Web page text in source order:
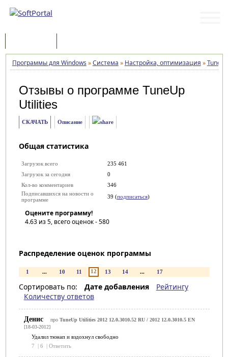
Программы для Windows »Система » Настройка, оптимизация »
Отзывы о программе TuneUp
Utilities
СКАЧАТЬ Описание
Общая статистика
Загрузок всего
235 461
Загрузок за сегодня
0
Кол-во комментариев
346
Подписавшихся на новости о
программе
39 (подписаться)
Оцените программу!
4.63из 5, всего оценок -580
Распределение оценок программы
1 ... 10 11 12 13 14 ... 17
Сортировать по: Дате добавления
Рейтингу
Количеству ответов
Денис про TuneUp Utilities 2012 12.0.3010.52 RU / 2012 12.0.3010.5 EN
[18-03-2012]
Удалил тюнап и вздохнул свободно
7
| 6 | Ответить